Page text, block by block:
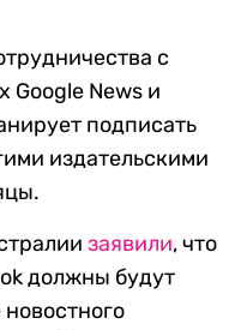
с
Google News и
подписать
издательскими
заявили, что
должны будут